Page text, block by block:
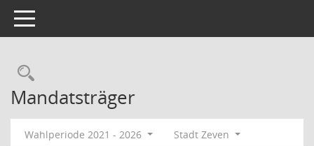
Toggle navigation
Rechercheauswahl
Mandatsträger
Wahlperiode 2021 - 2026 Stadt Zeven